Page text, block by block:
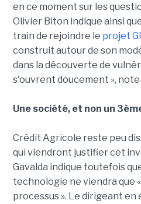
en ce moment sur les
Olivier Biton indique ainsi
train de rejoindre le projet
construit autour de son
dans la découverte de
s'ouvrent doucement »,
Une société, et non un
Crédit Agricole reste peu
qui viendront justifier cet
Gavalda indique toutefois
technologie ne viendra que
processus ». Le dirigeant en